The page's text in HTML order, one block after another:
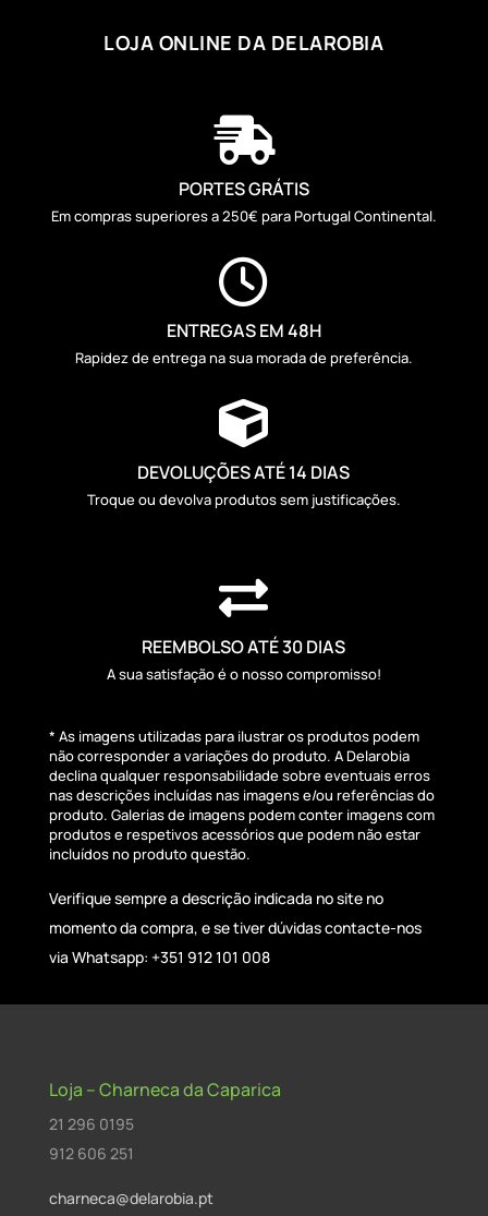
LOJA ONLINE DA DELAROBIA

PORTES GRÁTIS
Em compras superiores a 250€ para Portugal Continental.

ENTREGAS EM 48H
Rapidez de entrega na sua morada de preferência.

DEVOLUÇÕES ATÉ 14 DIAS
Troque ou devolva produtos sem justificações.

REEMBOLSO ATÉ 30 DIAS
A sua satisfação é o nosso compromisso!
* As imagens utilizadas para ilustrar os produtos podem
não corresponder a variações do produto. A Delarobia
declina qualquer responsabilidade sobre eventuais erros
nas descrições incluídas nas imagens e/ou referências do
produto. Galerias de imagens podem conter imagens com
produtos e respetivos acessórios que podem não estar
incluídos no produto questão.
Verifique sempre a descrição indicada no site no
momento da compra, e se tiver dúvidas contacte-nos
via Whatsapp: +351 912 101 008
Loja – Charneca da Caparica
21 296 0195
912 606 251
charneca@delarobia.pt